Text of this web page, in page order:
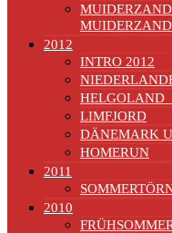
MUIDERZAND
2012
INTRO 2012
LIMFJORD
DÄNEMARK
HOMERUN
2011
2010